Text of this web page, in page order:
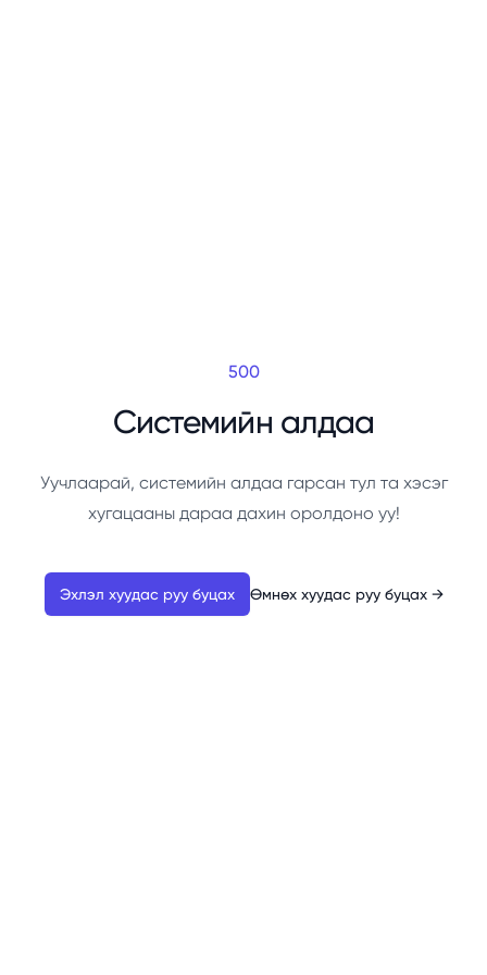
500
Системийн алдаа
Уучлаарай, системийн алдаа гарсан тул та хэсэг
хугацааны дараа дахин оролдоно уу!
Эхлэл хуудас руу буцах Өмнөх хуудас руу буцах →